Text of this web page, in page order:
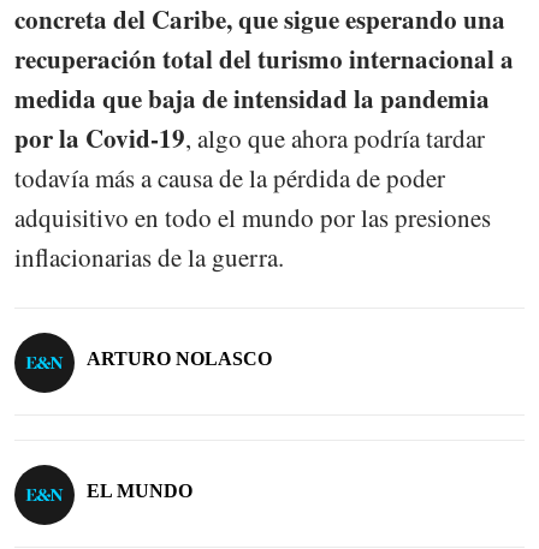
concreta del Caribe, que sigue esperando una
recuperación total del turismo internacional a
medida que baja de intensidad la pandemia
por la Covid-19, algo que ahora podría tardar
todavía más a causa de la pérdida de poder
adquisitivo en todo el mundo por las presiones
inflacionarias de la guerra.
ARTURO NOLASCO
EL MUNDO